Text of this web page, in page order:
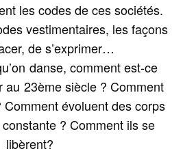
les codes de ces sociétés.
vestimentaires, les façons
de s’exprimer…
danse, comment est-ce
au 23ème siècle ? Comment
Comment évoluent des corps
? Comment ils se
libèrent?